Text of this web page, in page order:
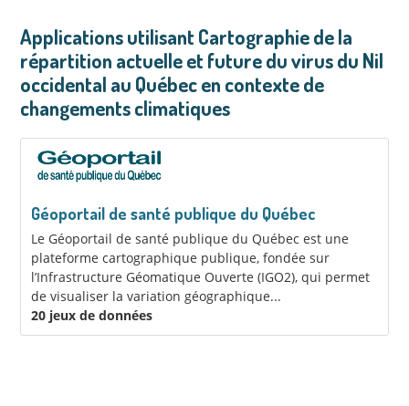
Applications utilisant Cartographie de la
répartition actuelle et future du virus du Nil
occidental au Québec en contexte de
changements climatiques
Géoportail de santé publique du Québec
Le Géoportail de santé publique du Québec est une
plateforme cartographique publique, fondée sur
l’Infrastructure Géomatique Ouverte (IGO2), qui permet
de visualiser la variation géographique...
20 jeux de données